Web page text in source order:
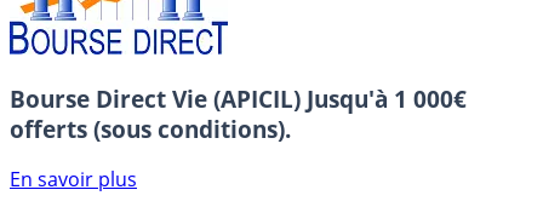
Bourse Direct Vie (APICIL) Jusqu'à 1 000€
offerts (sous conditions).
En savoir plus